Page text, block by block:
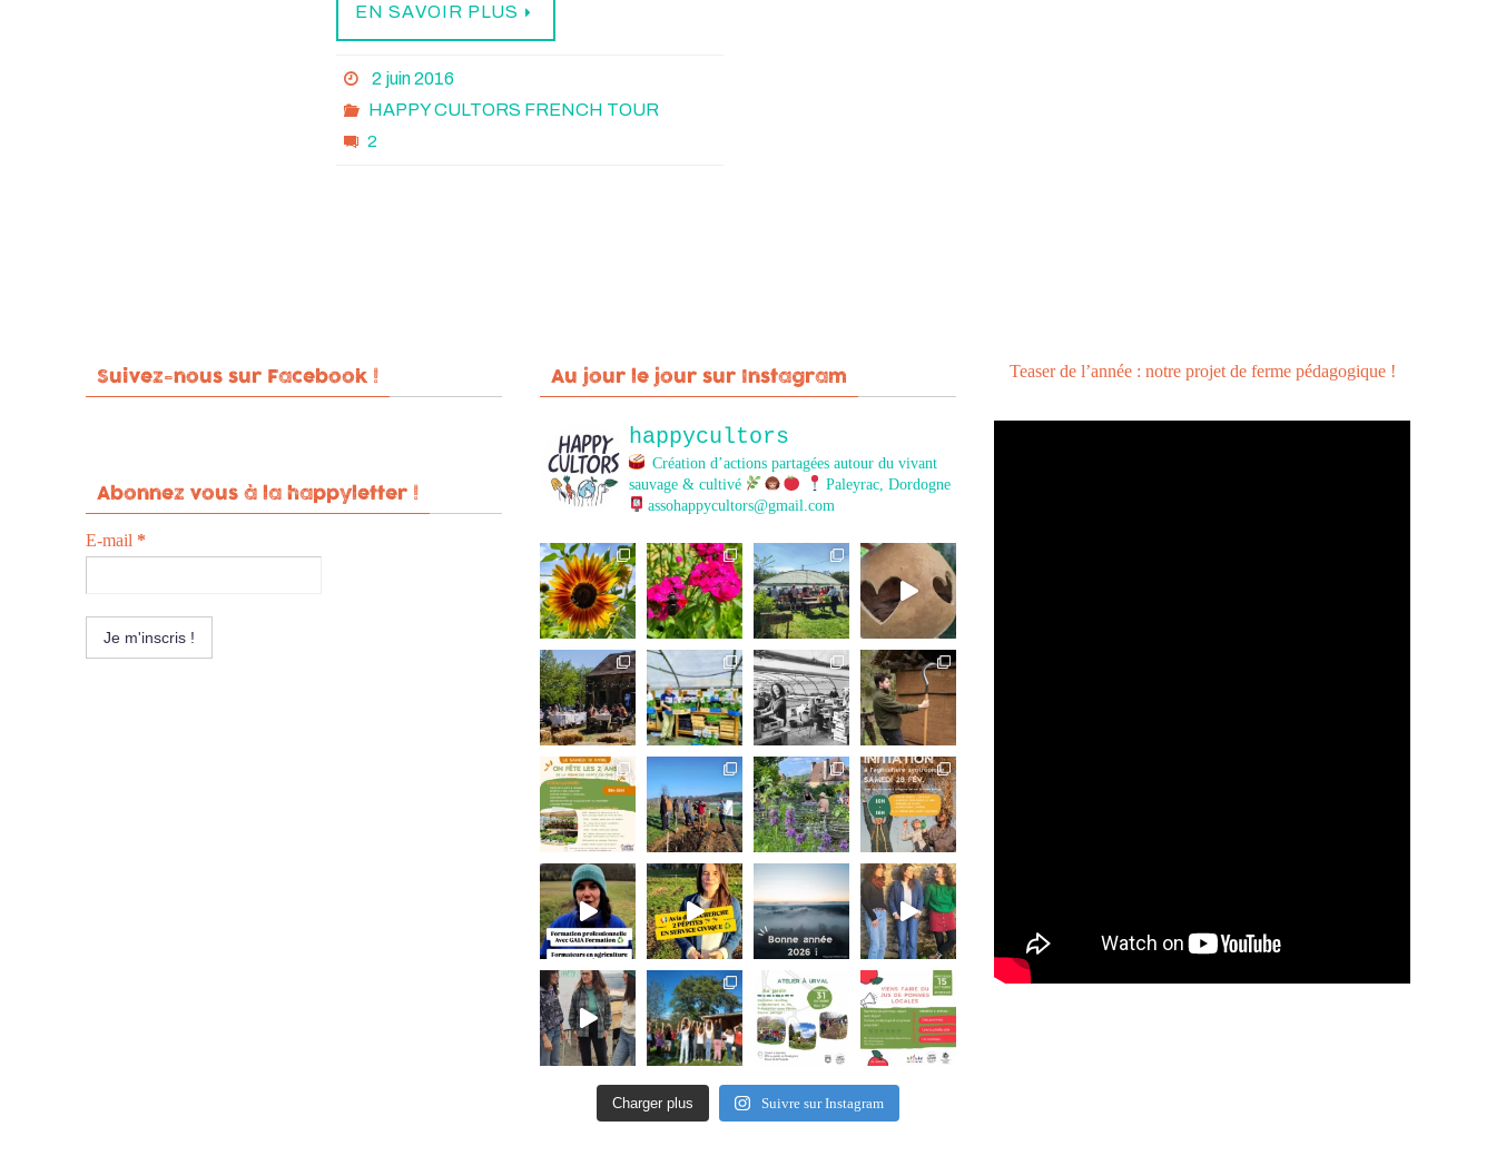
EN SAVOIR PLUS
2 juin 2016
HAPPY CULTORS FRENCH TOUR
2
Suivez-nous sur Facebook !
Abonnez vous à la happyletter !
E-mail *
Au jour le jour sur Instagram
happycultors
Création d’actions partagées autour du vivant
sauvage & cultivé
Paleyrac, Dordogne
assohappycultors@gmail.com
Charger plus Suivre sur Instagram
Teaser de l’année : notre projet de ferme pédagogique !